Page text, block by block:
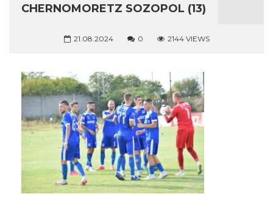
CHERNOMORETZ SOZOPOL (13)
21.08.2024 0 2144 VIEWS